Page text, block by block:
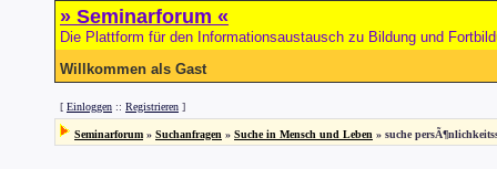
» Seminarforum «
Die Plattform für den Informationsaustausch zu Bildung und
Willkommen als Gast
[ Einloggen :: Registrieren ]
Seminarforum » Suchanfragen » Suche in Mensch und Leben » suche